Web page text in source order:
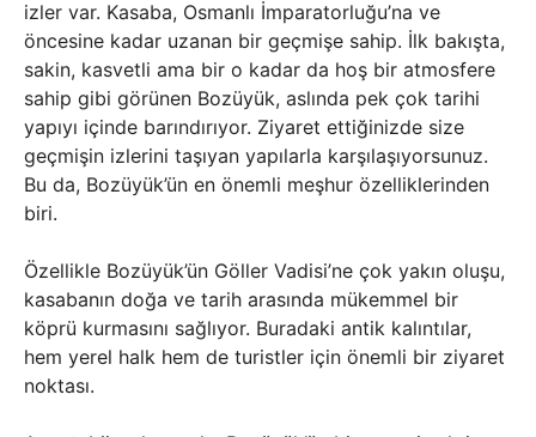
izler var. Kasaba, Osmanlı İmparatorluğu’na ve
öncesine kadar uzanan bir geçmişe sahip. İlk bakışta,
sakin, kasvetli ama bir o kadar da hoş bir atmosfere
sahip gibi görünen Bozüyük, aslında pek çok tarihi
yapıyı içinde barındırıyor. Ziyaret ettiğinizde size
geçmişin izlerini taşıyan yapılarla karşılaşıyorsunuz.
Bu da, Bozüyük’ün en önemli meşhur özelliklerinden
biri.
Özellikle Bozüyük’ün Göller Vadisi’ne çok yakın oluşu,
kasabanın doğa ve tarih arasında mükemmel bir
köprü kurmasını sağlıyor. Buradaki antik kalıntılar,
hem yerel halk hem de turistler için önemli bir ziyaret
noktası.